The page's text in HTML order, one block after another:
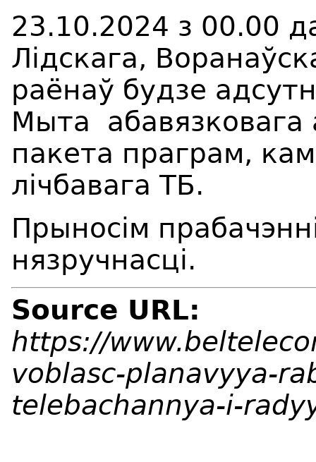
23.10.2024 з 00.00
Лідскага,
раёнаў будзе
Мыта
пакета праграм,
лічбавага ТБ.
Прыносім
нязручнасці.
Source URL:
https://
voblasc-planavyya-
telebachannya-i-